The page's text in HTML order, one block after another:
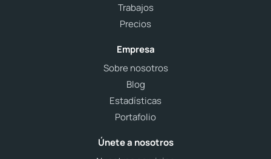
Trabajos
Precios
Empresa
Sobre nosotros
Blog
Estadísticas
Portafolio
Únete a nosotros